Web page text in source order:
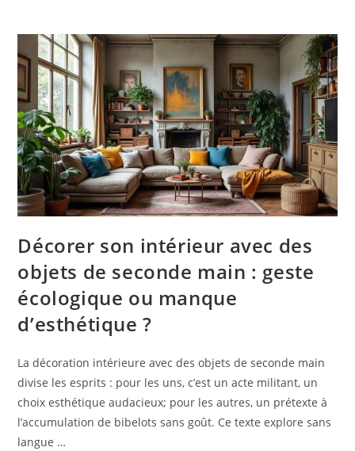
Décorer son intérieur avec des
objets de seconde main : geste
écologique ou manque
d’esthétique ?
La décoration intérieure avec des objets de seconde main
divise les esprits : pour les uns, c’est un acte militant, un
choix esthétique audacieux; pour les autres, un prétexte à
l’accumulation de bibelots sans goût. Ce texte explore sans
langue …